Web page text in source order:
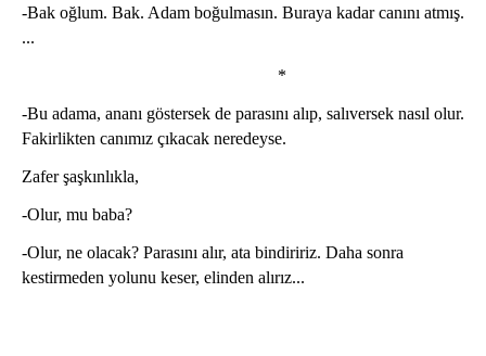
-Bak oğlum. Bak. Adam boğulmasın. Buraya kadar canını atmış.
...
*
-Bu adama, ananı göstersek de parasını alıp, salıversek nasıl olur.
Fakirlikten canımız çıkacak neredeyse.
Zafer şaşkınlıkla,
-Olur, mu baba?
-Olur, ne olacak? Parasını alır, ata bindiririz. Daha sonra
kestirmeden yolunu keser, elinden alırız...